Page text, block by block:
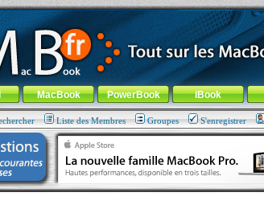
100% nomade !
au menu général-Aller au menu de la rubrique
MacBook PowerBook iBook
Liste des Membres Groupes S'enregistrer